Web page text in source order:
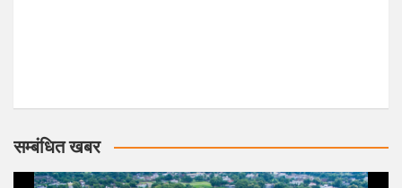
सम्बंधित खबर